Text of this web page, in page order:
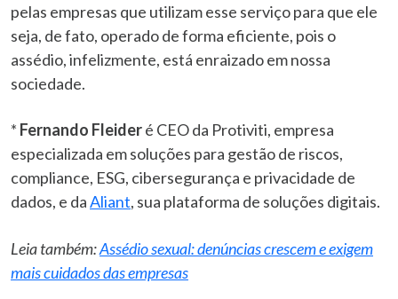
pelas empresas que utilizam esse serviço para que ele
seja, de fato, operado de forma eficiente, pois o
assédio, infelizmente, está enraizado em nossa
sociedade.
* Fernando Fleideré CEO da Protiviti, empresa
especializada em soluções para gestão de riscos,
compliance, ESG, cibersegurança e privacidade de
dados, e daAliant, sua plataforma de soluções digitais.
Leia também:Assédio sexual: denúncias crescem e exigem
mais cuidados das empresas